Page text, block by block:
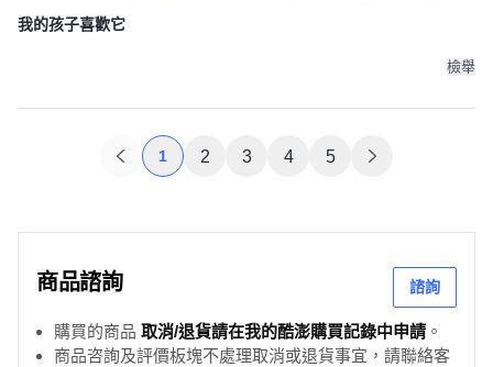
我的孩子喜歡它
檢舉
1 2 3 4 5
商品諮詢 諮詢
購買的商品 取消/退貨請在我的酷澎購買記錄中申請 。
商品咨詢及評價板塊不處理取消或退貨事宜，請聯絡客